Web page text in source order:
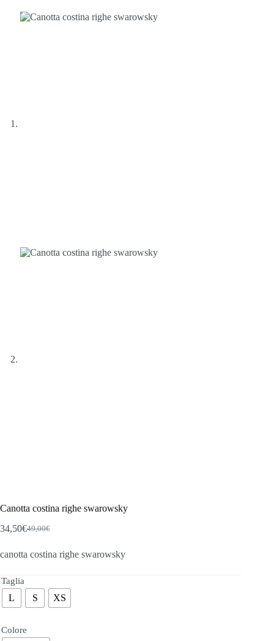
Canotta costina righe swarowsky
49,00€
Il
originale
34,50€Il
attuale
canotta costina righe swarowsky
Taglia
L S XS
Colore